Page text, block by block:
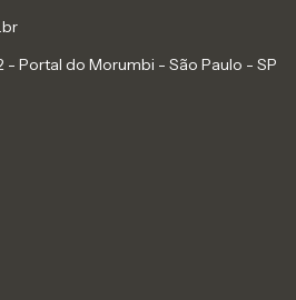
- Portal do Morumbi - São Paulo - SP